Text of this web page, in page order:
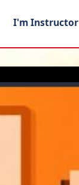
I'm Instructor